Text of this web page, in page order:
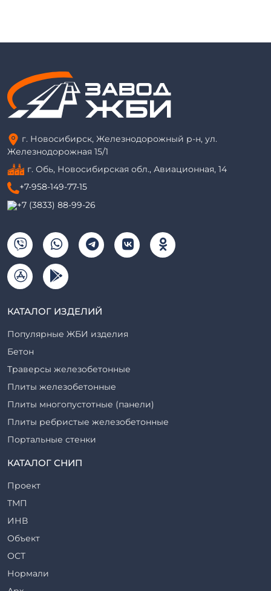
г. Новосибирск, Железнодорожный р-н, ул.
Железнодорожная 15/1
г. Обь, Новосибирская обл., Авиационная, 14
+7-958-149-77-15
+7 (3833) 88-99-26
КАТАЛОГ ИЗДЕЛИЙ
Популярные ЖБИ изделия
Бетон
Траверсы железобетонные
Плиты железобетонные
Плиты многопустотные (панели)
Плиты ребристые железобетонные
Портальные стенки
Ригели железобетонные
Сваи железобетонные
Стеновые блоки
Стойки железобетонные
Столбы железобетонные
Закладные детали
КАТАЛОГ СНИП
Проект
ТМП
ИНВ
Объект
ОСТ
Нормали